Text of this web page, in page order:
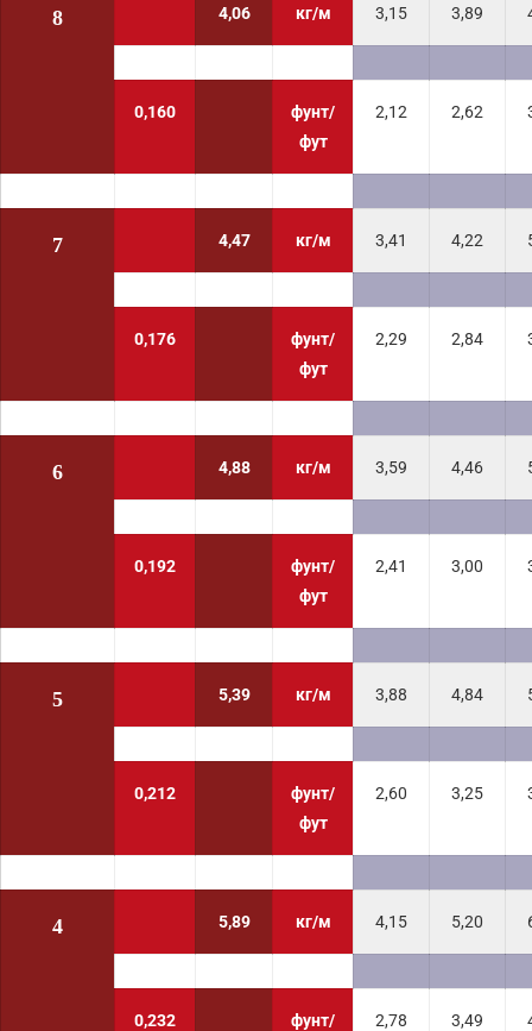
8 4,06 кг/м 3,15 3,89
0,160
фунт/
фут
2,12 2,62
7 4,47 кг/м 3,41 4,22
0,176
фунт/
фут
2,29 2,84
6 4,88 кг/м 3,59 4,46
0,192
фунт/
фут
2,41 3,00
5 5,39 кг/м 3,88 4,84
0,212
фунт/
фут
2,60 3,25
4 5,89 кг/м 4,15 5,20
0,232
фунт/
2,78 3,49